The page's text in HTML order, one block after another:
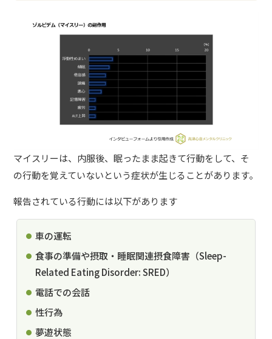
マイスリーは、内服後、眠ったまま起きて行動をして、そ
の行動を覚えていないという症状が生じることがあります。
報告されている行動には以下があります
車の運転
食事の準備や摂取・睡眠関連摂食障害（Sleep-
Related Eating Disorder: SRED）
電話での会話
性行為
夢遊状態